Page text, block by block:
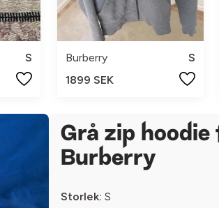
S
Burberry
S
1899 SEK
Grå zip hoodie
Burberry
Storlek: S